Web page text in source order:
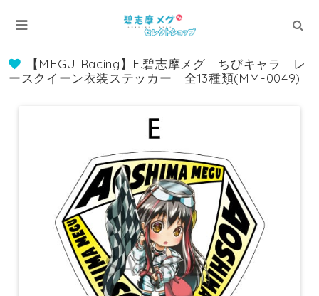
【MEGU Racing】E.碧志摩メグ ちびキャラ レ
ースクイーン衣装ステッカー 全13種類(MM-0049)